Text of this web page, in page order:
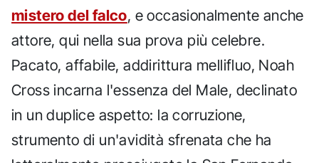
mistero del falco, e occasionalmente anche
attore, qui nella sua prova più celebre.
Pacato, affabile, addirittura mellifluo, Noah
Cross incarna l'essenza del Male, declinato
in un duplice aspetto: la corruzione,
strumento di un'avidità sfrenata che ha